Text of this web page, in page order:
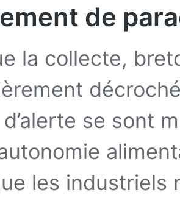
de
la collecte,
se sont
les industriels